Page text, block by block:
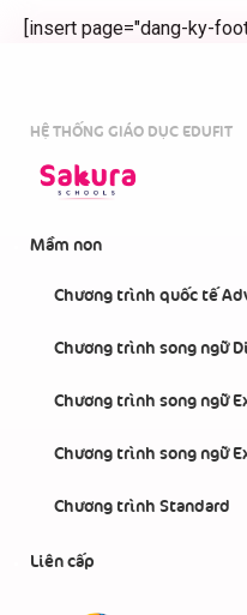
[insert page="dang-ky-
HỆ THỐNG GIÁO DỤC EDUFIT
Mầm non
Chương trình quốc tế
Chương trình song ngữ
Chương trình song ngữ
Chương trình song ngữ
Chương trình Standard
Liên cấp